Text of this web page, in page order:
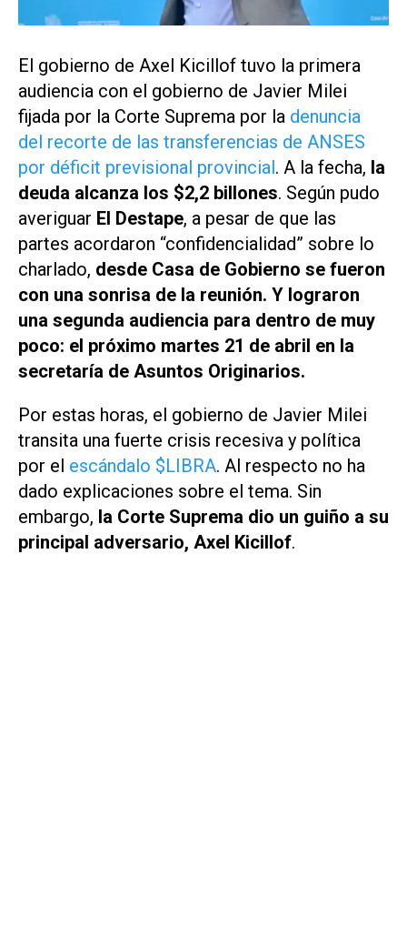
El gobierno de Axel Kicillof tuvo la primera
audiencia con el gobierno de Javier Milei
fijada por la Corte Suprema por la denuncia
del recorte de las transferencias de ANSES
por déficit previsional provincial. A la fecha, la
deuda alcanza los $2,2 billones. Según pudo
averiguar El Destape, a pesar de que las
partes acordaron “confidencialidad” sobre lo
charlado, desde Casa de Gobierno se fueron
con una sonrisa de la reunión. Y lograron
una segunda audiencia para dentro de muy
poco: el próximo martes 21 de abril en la
secretaría de Asuntos Originarios.
Por estas horas, el gobierno de Javier Milei
transita una fuerte crisis recesiva y política
por el escándalo $LIBRA. Al respecto no ha
dado explicaciones sobre el tema. Sin
embargo, la Corte Suprema dio un guiño a su
principal adversario, Axel Kicillof.